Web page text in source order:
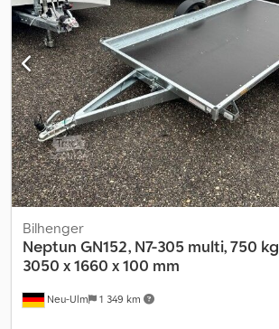
Neu-Ulm 1 349 km
Bilhenger
Neptun GN152, N7-305 multi, 750 kg
3050 x 1660 x 100 mm